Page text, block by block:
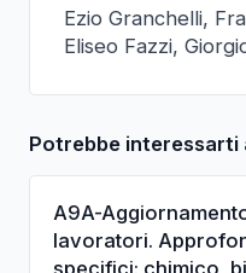
Ezio Granchelli,
Eliseo Fazzi,
Potrebbe interessarti
A9A-
lavoratori.
specifici: chimico,